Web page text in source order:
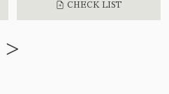
CHECK LIST
>